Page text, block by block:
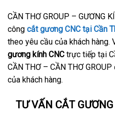
CẦN THƠ GROUP – GƯƠNG
công cắt gương CNC tại Cần
theo yêu cầu của khách
gương kính CNC trực tiếp tại
CẦN THƠ – CẦN THƠ
của khách hàng.
TƯ VẤN CẮT